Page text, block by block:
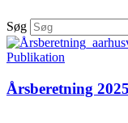
Søg
Publikation
Årsberetning 2025